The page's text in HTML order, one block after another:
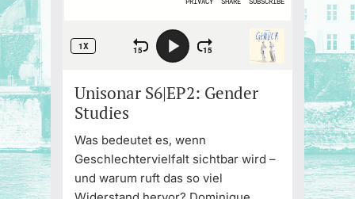
Unisonar S6|EP2: Gender
Studies
Was bedeutet es, wenn
Geschlechtervielfalt sichtbar wird –
und warum ruft das so viel